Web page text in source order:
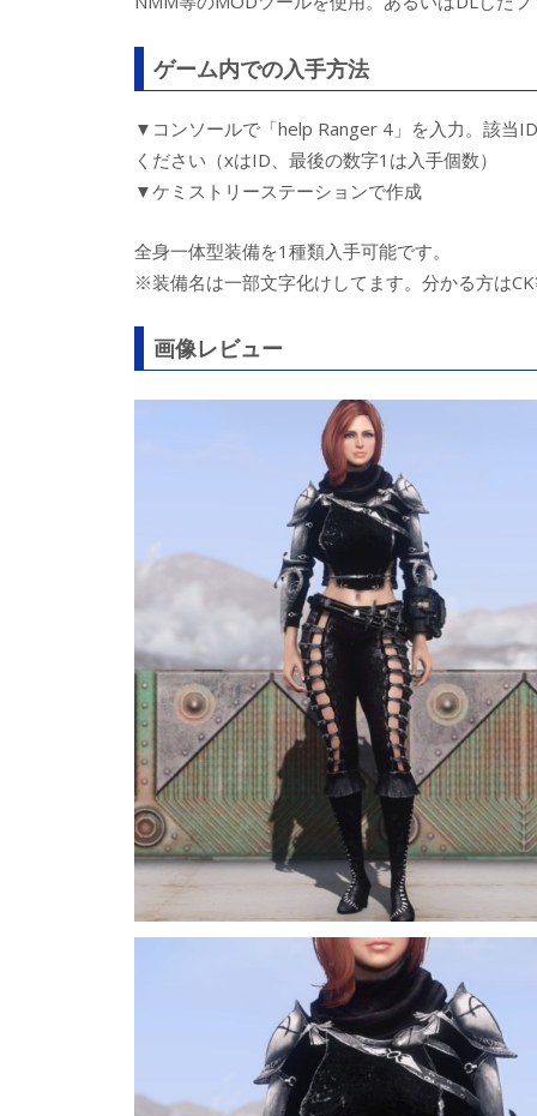
ゲーム内での入手方法
▼コンソールで「help Ranger 4」を入力。該当
ください（xはID、最後の数字1は入手個数）
▼ケミストリーステーションで作成
全身一体型装備を1種類入手可能です。
※装備名は一部文字化けしてます。分かる方は
画像レビュー